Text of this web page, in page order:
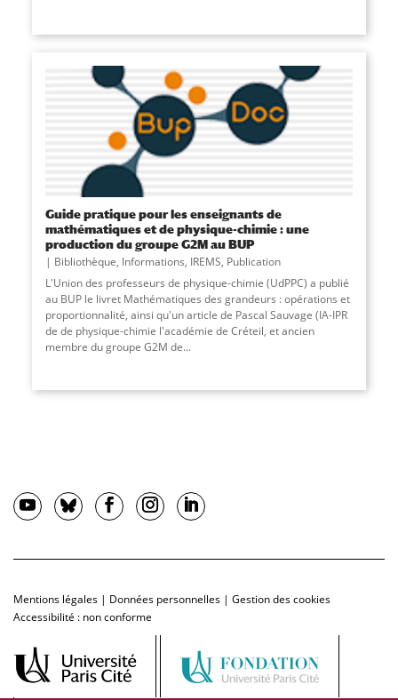
Guide pratique pour les enseignants de
mathématiques et de physique-chimie : une
production du groupe G2M au BUP
Bibliothèque, Informations, IREMS, Publication
L'Union des professeurs de physique-chimie (UdPPC) a publié
au BUP le livret Mathématiques des grandeurs : opérations et
proportionnalité, ainsi qu'un article de Pascal Sauvage (IA-IPR
de de physique-chimie l'académie de Créteil, et ancien
membre du groupe G2M de...
Mentions légales | Données personnelles | Gestion des cookies
Accessibilité : non conforme